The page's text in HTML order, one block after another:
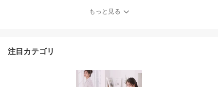
パジャマ ストライプ カ
リーナ Calina 五分袖 半
もっと見る
注目カテゴリ